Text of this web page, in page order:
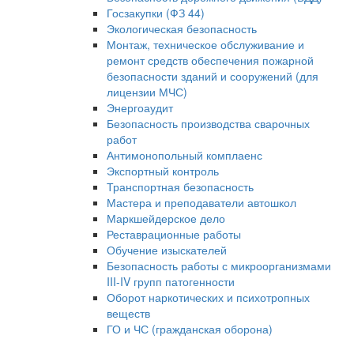
Госзакупки (ФЗ 44)
Экологическая безопасность
Монтаж, техническое обслуживание и
ремонт средств обеспечения пожарной
безопасности зданий и сооружений (для
лицензии МЧС)
Энергоаудит
Безопасность производства сварочных
работ
Антимонопольный комплаенс
Экспортный контроль
Транспортная безопасность
Мастера и преподаватели автошкол
Маркшейдерское дело
Реставрационные работы
Обучение изыскателей
Безопасность работы с микроорганизмами
III-IV групп патогенности
Оборот наркотических и психотропных
веществ
ГО и ЧС (гражданская оборона)